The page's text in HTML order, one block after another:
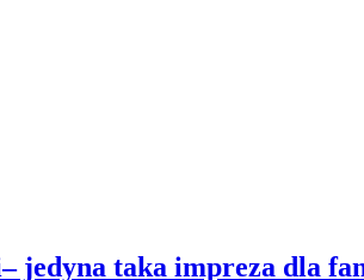
jedyna taka impreza dla